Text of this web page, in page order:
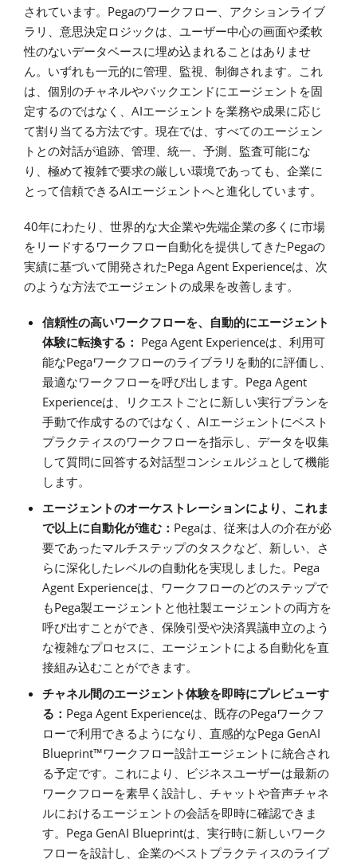
されています。 Pegaのワークフロー、アクションライブ
ラリ、意思決定ロジックは、ユーザー中心の画面や柔軟
性のないデータベースに埋め込まれることはありませ
ん。いずれも一元的に管理、監視、制御されます。これ
は、個別のチャネルやバックエンドにエージェントを固
定するのではなく、 AIエージェントを業務や成果に応じ
て割り当てる方法です。現在では、すべてのエージェン
トとの対話が追跡、管理、統一、予測、監査可能にな
り、極めて複雑で要求の厳しい環境であっても、企業に
とって信頼できるAIエージェントへと進化しています。
40年にわたり、世界的な大企業や先端企業の多くに市場
をリードするワークフロー自動化を提供してきたPegaの
実績に基づいて開発されたPega Agent Experienceは、次
のような方法でエージェントの成果を改善します。
信頼性の高いワークフローを、自動的にエージェント
体験に転換する：
Pega Agent Experienceは、利用可
能なPegaワークフローのライブラリを動的に評価し、
最適なワークフローを呼び出します。 Pega Agent
Experienceは、リクエストごとに新しい実行プランを
手動で作成するのではなく、AIエージェントにベスト
プラクティスのワークフローを指示し、データを収集
して質問に回答する対話型コンシェルジュとして機能
します。
エージェントのオーケストレーションにより、これま
で以上に自動化が進む： Pegaは、従来は人の介在が必
要であったマルチステップのタスクなど、新しい、さ
らに深化したレベルの自動化を実現しました。 Pega
Agent Experienceは、ワークフローのどのステップで
もPega製エージェントと他社製エージェントの両方を
呼び出すことができ、保険引受や決済異議申立のよう
な複雑なプロセスに、エージェントによる自動化を直
接組み込むことができます。
チャネル間のエージェント体験を即時にプレビューす
る： Pega Agent Experienceは、既存のPegaワークフ
ローで利用できるようになり、直感的なPega GenAI
Blueprint™ワークフロー設計エージェントに統合され
る予定です。これにより、ビジネスユーザーは最新の
ワークフローを素早く設計し、チャットや音声チャネ
ルにおけるエージェントの会話を即時に確認できま
す。 Pega GenAI Blueprintは、実行時に新しいワーク
フローを設計し、企業のベストプラクティスのライブ